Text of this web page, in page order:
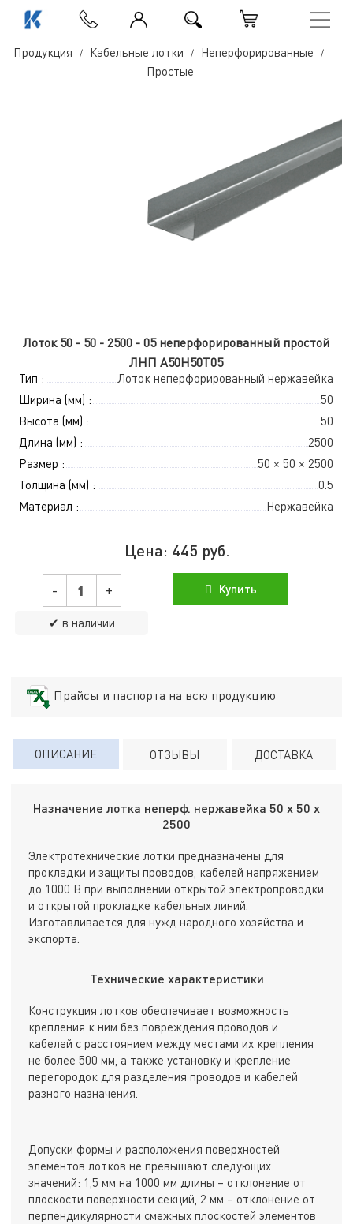
Продукция Кабельные лотки
Неперфорированные
Простые
Лоток 50 - 50 - 2500 - 05 неперфорированный простой
ЛНП A50Н50Т05
Тип :
Лоток неперфорированный нержавейка
Ширина (мм) :
50
Высота (мм) :
50
Длина (мм) :
2500
Размер :
50 × 50 × 2500
Толщина (мм) :
0.5
Материал :
Нержавейка
Цена: 445 руб.
- +
✔ в наличии
Купить
Прайсы и паспорта на всю продукцию
ОПИСАНИЕ ОТЗЫВЫ ДОСТАВКА
Назначение лотка неперф. нержавейка 50 х 50 х
2500
Электротехнические лотки предназначены для
прокладки и защиты проводов, кабелей напряжением
до 1000 В при выполнении открытой электропроводки
и открытой прокладке кабельных линий.
Изготавливается для нужд народного хозяйства и
экспорта.
Технические характеристики
Конструкция лотков обеспечивает возможность
крепления к ним без повреждения проводов и
кабелей с расстоянием между местами их крепления
не более 500 мм, а также установку и крепление
перегородок для разделения проводов и кабелей
разного назначения.
Допуски формы и расположения поверхностей
элементов лотков не превышают следующих
значений: 1,5 мм на 1000 мм длины – отклонение от
плоскости поверхности секций, 2 мм – отклонение от
перпендикулярности смежных плоскостей элементов